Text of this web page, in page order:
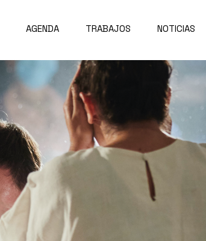
AGENDA TRABAJOS NOTICIAS